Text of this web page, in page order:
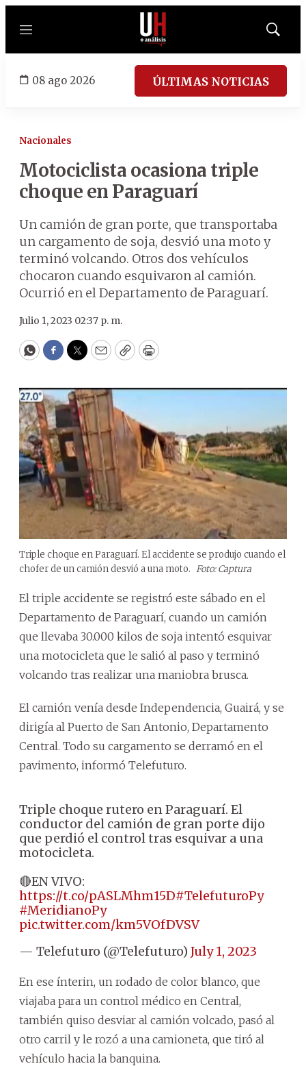
Menú
Mostrar
08 ago 2026 ÚLTIMAS NOTICIAS
Nacionales
Motociclista ocasiona triple
choque en Paraguarí
Un camión de gran porte, que transportaba
un cargamento de soja, desvió una moto y
terminó volcando. Otros dos vehículos
chocaron cuando esquivaron al camión.
Ocurrió en el Departamento de Paraguarí.
Julio 1, 2023 02:37 p. m.
WhatsApp
Facebook
Twitter
EmailCopyPrint
Triple choque en Paraguarí. El accidente se produjo cuando el
chofer de un camión desvió a una moto. Foto: Captura
El triple accidente se registró este sábado en el
Departamento de Paraguarí, cuando un camión
que llevaba 30.000 kilos de soja intentó esquivar
una motocicleta que le salió al paso y terminó
volcando tras realizar una maniobra brusca.
El camión venía desde Independencia, Guairá, y se
dirigía al Puerto de San Antonio, Departamento
Central. Todo su cargamento se derramó en el
pavimento, informó Telefuturo.
Triple choque rutero en Paraguarí. El
conductor del camión de gran porte dijo
que perdió el control tras esquivar a una
motocicleta.
🔴EN VIVO:
https://t.co/pASLMhm15D#TelefuturoPy
#MeridianoPy
pic.twitter.com/km5VOfDVSV
— Telefuturo (@Telefuturo) July 1, 2023
En ese ínterin, un rodado de color blanco, que
viajaba para un control médico en Central,
también quiso desviar al camión volcado, pasó al
otro carril y le rozó a una camioneta, que tiró al
vehículo hacia la banquina.